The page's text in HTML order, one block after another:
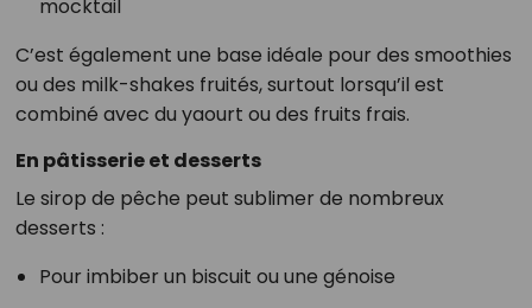
mocktail
C’est également une base idéale pour des smoothies
ou des milk-shakes fruités, surtout lorsqu’il est
combiné avec du yaourt ou des fruits frais.
En pâtisserie et desserts
Le sirop de pêche peut sublimer de nombreux
desserts :
Pour imbiber un biscuit ou une génoise